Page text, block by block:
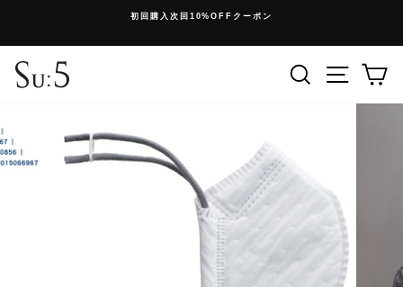
テ
キ
ッ
初回購入次回10%OFFクーポン
検索 メニ